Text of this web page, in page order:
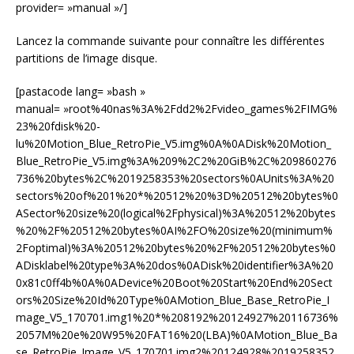
provider= »manual »/]
Lancez la commande suivante pour connaître les différentes
partitions de l’image disque.
[pastacode lang= »bash »
manual= »root%40nas%3A%2Fdd2%2Fvideo_games%2FIMG%
23%20fdisk%20-
lu%20Motion_Blue_RetroPie_V5.img%0A%0ADisk%20Motion_
Blue_RetroPie_V5.img%3A%209%2C2%20GiB%2C%209860276
736%20bytes%2C%2019258353%20sectors%0AUnits%3A%20
sectors%20of%201%20*%20512%20%3D%20512%20bytes%0
ASector%20size%20(logical%2Fphysical)%3A%20512%20bytes
%20%2F%20512%20bytes%0AI%2FO%20size%20(minimum%
2Foptimal)%3A%20512%20bytes%20%2F%20512%20bytes%0
ADisklabel%20type%3A%20dos%0ADisk%20identifier%3A%20
0x81c0ff4b%0A%0ADevice%20Boot%20Start%20End%20Sect
ors%20Size%20Id%20Type%0AMotion_Blue_Base_RetroPie_I
mage_V5_170701.img1%20*%208192%20124927%20116736%
2057M%20e%20W95%20FAT16%20(LBA)%0AMotion_Blue_Ba